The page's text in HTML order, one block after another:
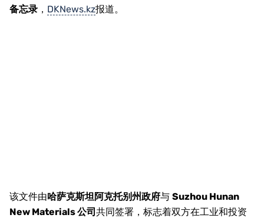
备忘录 ， DKNews.kz报道。
该文件由哈萨克斯坦阿克托别州政府与 Suzhou Hunan
New Materials 公司共同签署，标志着双方在工业和投资